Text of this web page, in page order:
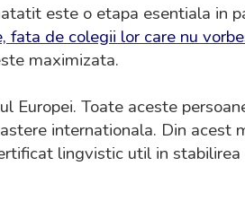
este o etapa esentiala in
de colegii lor care nu
maximizata.
Toate aceste
internationala. Din acest
lingvistic util in